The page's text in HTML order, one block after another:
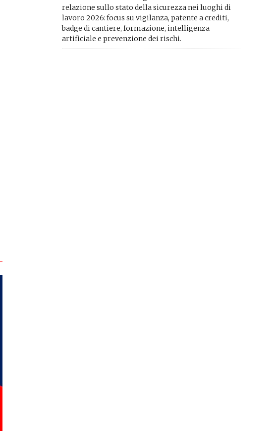
relazione sullo stato della sicurezza nei luoghi di
lavoro 2026: focus su vigilanza, patente a crediti,
badge di cantiere, formazione, intelligenza
artificiale e prevenzione dei rischi.